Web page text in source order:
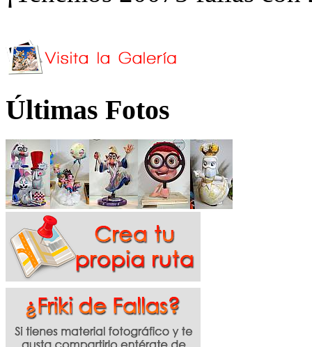
Últimas Fotos